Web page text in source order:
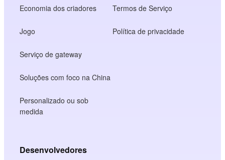
Economia dos criadores
Jogo
Serviço de gateway
Soluções com foco na China
Personalizado ou sob
medida
Termos de Serviço
Política de privacidade
Desenvolvedores